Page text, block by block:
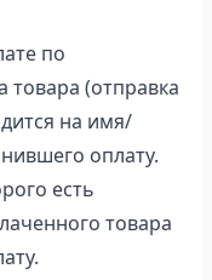
по
товара (отправка
на имя/
оплату.
есть
товара